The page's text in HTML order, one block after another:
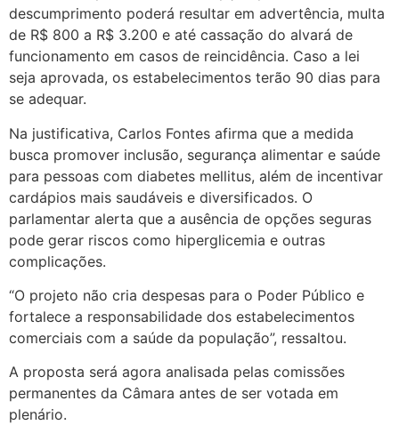
descumprimento poderá resultar em advertência, multa
de R$ 800 a R$ 3.200 e até cassação do alvará de
funcionamento em casos de reincidência. Caso a lei
seja aprovada, os estabelecimentos terão 90 dias para
se adequar.
Na justificativa, Carlos Fontes afirma que a medida
busca promover inclusão, segurança alimentar e saúde
para pessoas com diabetes mellitus, além de incentivar
cardápios mais saudáveis e diversificados. O
parlamentar alerta que a ausência de opções seguras
pode gerar riscos como hiperglicemia e outras
complicações.
“O projeto não cria despesas para o Poder Público e
fortalece a responsabilidade dos estabelecimentos
comerciais com a saúde da população”, ressaltou.
A proposta será agora analisada pelas comissões
permanentes da Câmara antes de ser votada em
plenário.